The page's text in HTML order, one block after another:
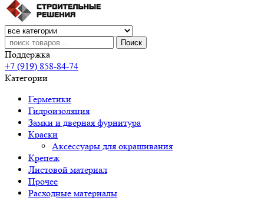
Поиск
Поддержка
+7 (919) 858-84-74
Категории
Герметики
Гидроизоляция
Замки и дверная фурнитура
Краски
Аксессуары для окрашивания
Крепеж
Листовой материал
Прочее
Расходные материалы